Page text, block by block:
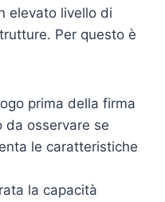
elevato livello di
Per questo è
prima della firma
da osservare se
le caratteristiche
la capacità